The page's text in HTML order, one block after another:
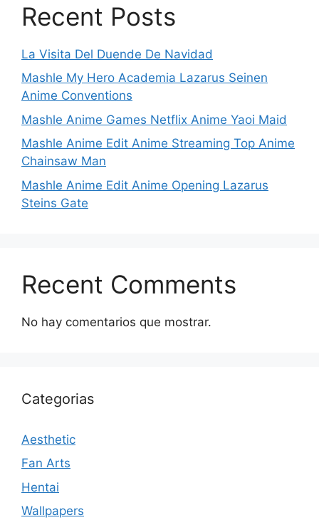
Recent Posts
La Visita Del Duende De Navidad
Mashle My Hero Academia Lazarus Seinen
Anime Conventions
Mashle Anime Games Netflix Anime Yaoi Maid
Mashle Anime Edit Anime Streaming Top Anime
Chainsaw Man
Mashle Anime Edit Anime Opening Lazarus
Steins Gate
Recent Comments
No hay comentarios que mostrar.
Categorias
Aesthetic
Fan Arts
Hentai
Wallpapers